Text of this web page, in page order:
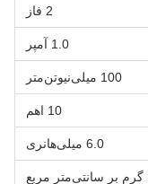
1.0 آمپر
100 میلی‌نیوتن‌متر
10 اهم
6.0 میلی‌هانری